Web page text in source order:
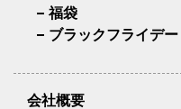
福袋
ブラックフライデー
会社概要